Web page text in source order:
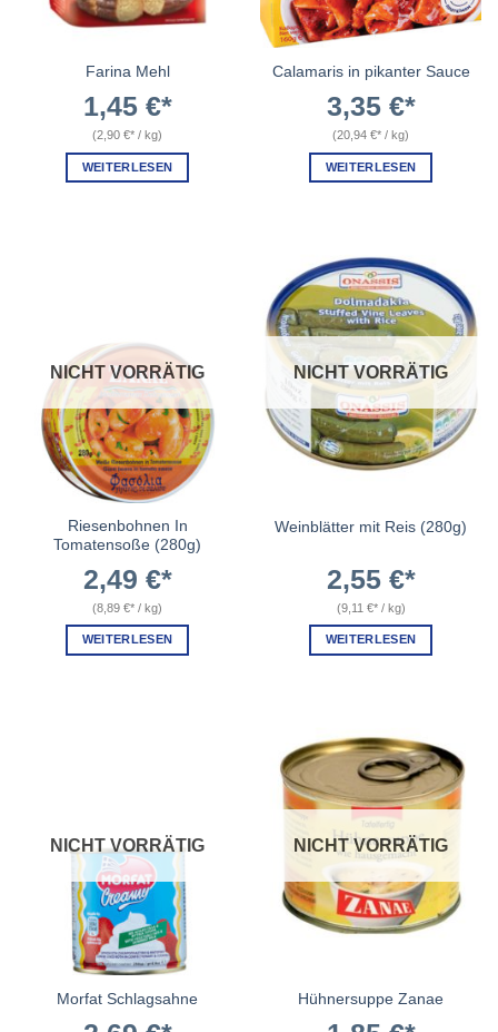
Farina Mehl
1,45 €
(2,90 € / kg)
WEITERLESEN
Calamaris in pikanter Sauce
3,35 €
(20,94 € / kg)
WEITERLESEN
NICHT VORRÄTIG
Riesenbohnen In
Tomatensoße (280g)
2,49 €
(8,89 € / kg)
WEITERLESEN
NICHT VORRÄTIG
Weinblätter mit Reis (280g)
2,55 €
(9,11 € / kg)
WEITERLESEN
NICHT VORRÄTIG
Morfat Schlagsahne
NICHT VORRÄTIG
Hühnersuppe Zanae